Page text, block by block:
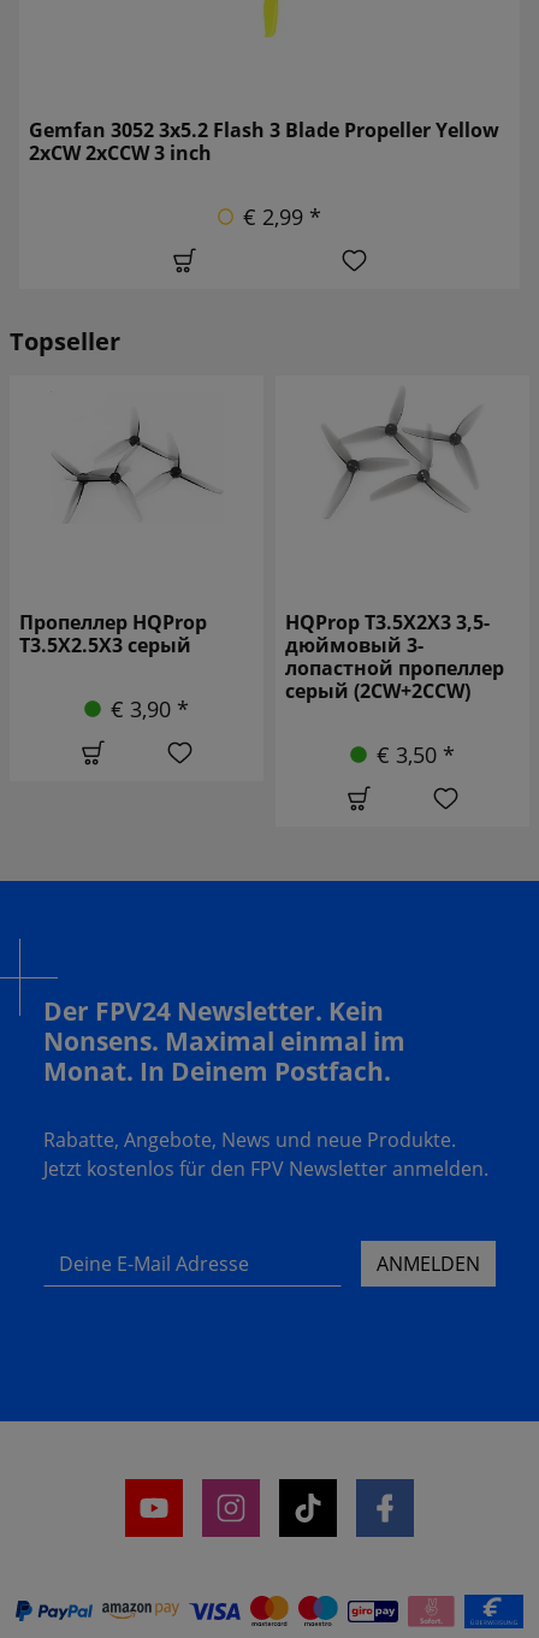
Gemfan 3052 3x5.2 Flash 3 Blade Propeller Yellow
2xCW 2xCCW 3 inch
€ 2,99 *
Topseller
Пропеллер HQProp
T3.5X2.5X3 серый
€ 3,90 *
HQProp T3.5X2X3 3,5-
дюймовый 3-
лопастной пропеллер
серый (2CW+2CCW)
€ 3,50 *
Der FPV24 Newsletter. Kein
Nonsens. Maximal einmal im
Monat. In Deinem Postfach.
Rabatte, Angebote, News und neue Produkte.
Jetzt kostenlos für den FPV Newsletter anmelden.
Deine E-Mail Adresse ANMELDEN